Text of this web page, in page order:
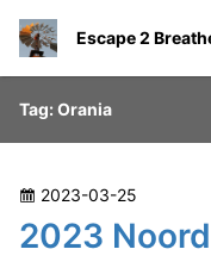
Escape 2
Tag: Orania
P
o
s
2023-03-25
2023